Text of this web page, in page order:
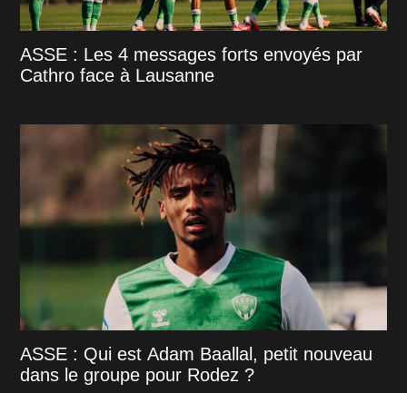
ASSE : Les 4 messages forts envoyés par
Cathro face à Lausanne
ASSE : Qui est Adam Baallal, petit nouveau
dans le groupe pour Rodez ?